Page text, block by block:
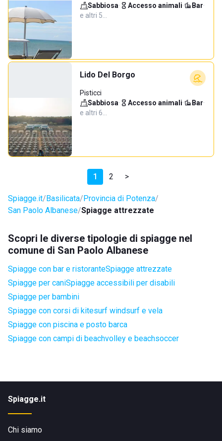
Sabbiosa· Accesso animali· Bar·
e altri 5…
Lido Del Borgo
Pisticci
Sabbiosa· Accesso animali· Bar·
e altri 6…
1 2 >
Spiagge.it Basilicata Provincia di Potenza
San Paolo Albanese Spiagge attrezzate
Scopri le diverse tipologie di spiagge nel
comune di San Paolo Albanese
Spiagge con bar e ristoranteSpiagge attrezzate
Spiagge per caniSpiagge accessibili per disabili
Spiagge per bambini
Spiagge con corsi di kitesurf windsurf e vela
Spiagge con piscina e posto barca
Spiagge con campi di beachvolley e beachsoccer
Spiagge.it
Chi siamo